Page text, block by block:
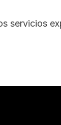
servicios